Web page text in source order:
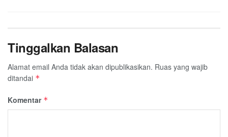
Tinggalkan Balasan
Alamat email Anda tidak akan dipublikasikan. Ruas yang wajib
ditandai *
Komentar *